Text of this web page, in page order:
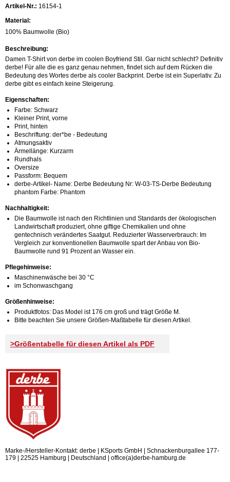
Artikel-Nr.: 16154-1
Material:
100% Baumwolle (Bio)
Beschreibung:
Damen T-Shirt von derbe im coolen Boyfriend Stil. Gar nicht schlecht? Definitiv
derbe! Für alle die es ganz genau nehmen, findet sich auf dem Rücken die
Bedeutung des Wortes derbe als cooler Backprint. Derbe ist ein Superlativ. Zu
derbe gibt es einfach keine Steigerung.
Eigenschaften:
Farbe: Schwarz
Kleiner Print, vorne
Print, hinten
Beschriftung: der*be - Bedeutung
Atmungsaktiv
Ärmellänge: Kurzarm
Rundhals
Oversize
Passform: Bequem
derbe-Artikel- Name: Derbe Bedeutung Nr: W-03-TS-Derbe Bedeutung
phantom Farbe: Phantom
Nachhaltigkeit:
Die Baumwolle ist nach den Richtlinien und Standards der ökologischen
Landwirtschaft produziert, ohne giftige Chemikalien und ohne
gentechnisch verändertes Saatgut. Reduzierter Wasserverbrauch: Im
Vergleich zur konventionellen Baumwolle spart der Anbau von Bio-
Baumwolle rund 91 Prozent an Wasser ein.
Pflegehinweise:
Maschinenwäsche bei 30 °C
im Schonwaschgang
Größenhinweise:
Produktfotos: Das Model ist 176 cm groß und trägt Größe M.
Bitte beachten Sie unsere Größen-Maßtabelle für diesen Artikel.
>Größentabelle für diesen Artikel als PDF
Marke-/Hersteller-Kontakt: derbe | KSports GmbH | Schnackenburgallee 177-
179 | 22525 Hamburg | Deutschland | office(a)derbe-hamburg.de